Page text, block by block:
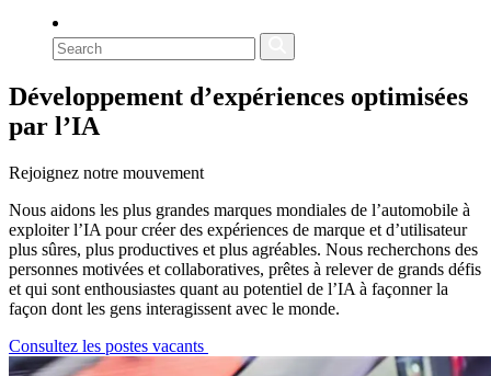
Développement d’expériences optimisées
par l’IA
Rejoignez notre mouvement
Nous aidons les plus grandes marques mondiales de l’automobile à
exploiter l’IA pour créer des expériences de marque et d’utilisateur
plus sûres, plus productives et plus agréables. Nous recherchons des
personnes motivées et collaboratives, prêtes à relever de grands défis
et qui sont enthousiastes quant au potentiel de l’IA à façonner la
façon dont les gens interagissent avec le monde.
Consultez les postes vacants